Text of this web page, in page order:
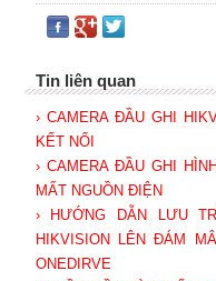
Tin liên quan
› CAMERA ĐẦU GHI
KẾT NỐI
› CAMERA ĐẦU GHI
MẤT NGUỒN ĐIỆN
› HƯỚNG DẪN LƯU
HIKVISION LÊN ĐÁM
ONEDIRVE